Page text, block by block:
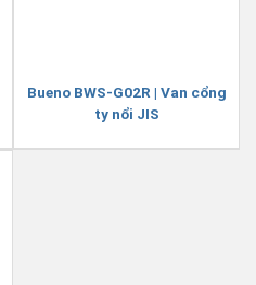
Bueno BWS-G02R | Van cổng
ty nổi JIS